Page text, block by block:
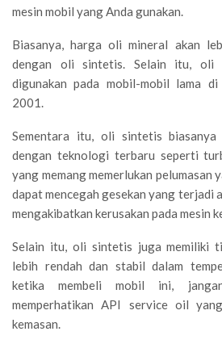
mesin mobil yang Anda gunakan.
Biasanya, harga oli mineral akan
dengan oli sintetis. Selain itu, oli
digunakan pada mobil-mobil lama
2001.
Sementara itu, oli sintetis biasanya
dengan teknologi terbaru seperti
yang memang memerlukan pelumasan
dapat mencegah gesekan yang terjadi
mengakibatkan kerusakan pada mesin
Selain itu, oli sintetis juga memiliki
lebih rendah dan stabil dalam
ketika membeli mobil ini,
memperhatikan API service oil
kemasan.